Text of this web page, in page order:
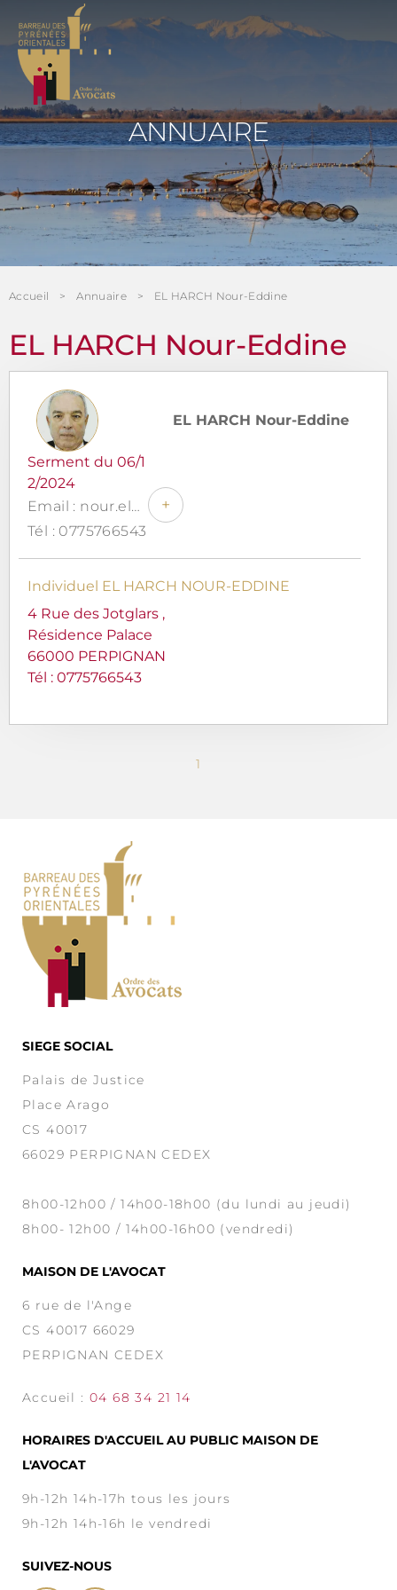
ANNUAIRE
Accueil Annuaire EL HARCH Nour-Eddine
EL HARCH Nour-Eddine
EL HARCH Nour-Eddine
Serment du 06/1
2/2024
Email : nour.elharch.avocat@gmail.com
Tél : 0775766543
+
Individuel EL HARCH NOUR-EDDINE
4 Rue des Jotglars ,
Résidence Palace
66000 PERPIGNAN
Tél : 0775766543
1
SIEGE SOCIAL
Palais de Justice
Place Arago
CS 40017
66029 PERPIGNAN CEDEX
8h00-12h00 / 14h00-18h00 (du lundi au jeudi)
8h00- 12h00 / 14h00-16h00 (vendredi)
MAISON DE L'AVOCAT
6 rue de l'Ange
CS 40017 66029
PERPIGNAN CEDEX
Accueil :04 68 34 21 14
HORAIRES D'ACCUEIL AU PUBLIC MAISON DE
L'AVOCAT
9h-12h 14h-17h tous les jours
9h-12h 14h-16h le vendredi
SUIVEZ-NOUS
Panneau de gestion des cookies